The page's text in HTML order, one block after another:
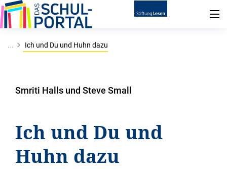
... Ich und Du und Huhn dazu
Smriti Halls und Steve Small
Ich und Du und
Huhn dazu